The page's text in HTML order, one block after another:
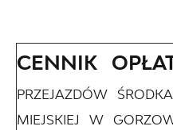
CENNIK
PRZEJAZDÓW
MIEJSKIEJ W